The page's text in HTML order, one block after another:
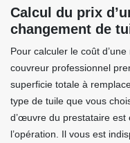
Calcul du prix
changement de
Pour calculer le coût
couvreur professionnel
superficie totale à
type de tuile que vous
d’œuvre du prestataire est
l’opération. Il vous est